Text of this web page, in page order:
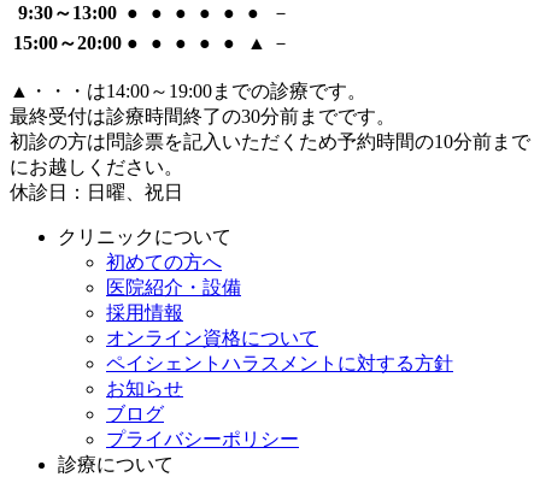
9:30～13:00 ● ● ● ● ● ●
－
15:00～20:00 ● ● ● ● ● ▲ －
▲
・・・は14:00～19:00までの診療です。
最終受付は診療時間終了の30分前までです。
初診の方は問診票を記入いただくため予約時間の10分前まで
にお越しください。
休診日：日曜、祝日
クリニックについて
初めての方へ
医院紹介・設備
採用情報
オンライン資格について
ペイシェントハラスメントに対する方針
お知らせ
ブログ
プライバシーポリシー
診療について